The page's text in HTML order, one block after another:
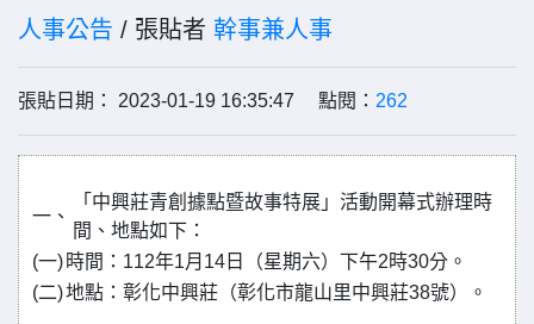
人事公告 / 張貼者 幹事兼人事
張貼日期： 2023-01-19 16:35:47 點閱： 262
一、
「中興莊青創據點暨故事特展」活動開幕式辦理時
間、地點如下：
(一) 時間：112年1月14日（星期六）下午2時30分。
(二)地點：彰化中興莊（彰化市龍山里中興莊38號）。